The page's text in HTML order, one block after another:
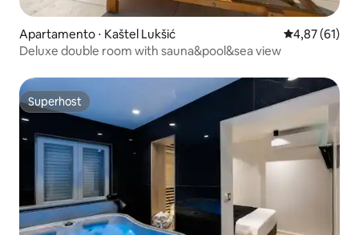
Apartamento ⋅ Kaštel Lukšić 4,87 de uma
4,87 (61)
Deluxe double room with sauna&pool&sea view
Superhost
Superhost